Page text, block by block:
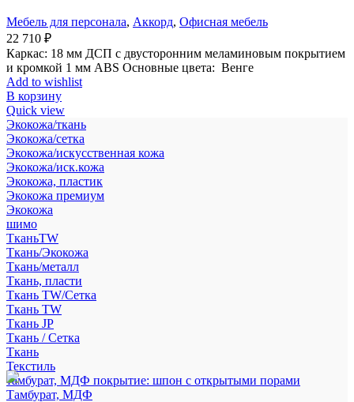
Мебель для персонала, Аккорд, Офисная мебель
22 710 ₽
Каркас: 18 мм ДСП с двусторонним меламиновым покрытием
и кромкой 1 мм ABS Основные цвета: Венге
Add to wishlist
В корзину
Quick view
Экокожа/ткань
Экокожа/сетка
Экокожа/искусственная кожа
Экокожа/иск.кожа
Экокожа, пластик
Экокожа премиум
Экокожа
шимо
ТканьTW
Ткань/Экокожа
Ткань/металл
Ткань, пласти
Ткань TW/Сетка
Ткань TW
Ткань JP
Ткань / Сетка
Ткань
Текстиль
тамбурат, МДФ покрытие: шпон с открытыми порами
Тамбурат, МДФ